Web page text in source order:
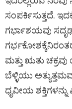
ಸಂಪರ್ಕಿಸುತ್ತದೆ.
ಗರ್ಭಾಶಯವು
ಮತ್ತು ಋತು
ಬೆಳ್ಳಿಯು
ಧೃವೀಯ